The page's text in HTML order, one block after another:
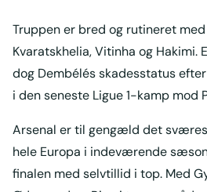
Truppen er bred og rutineret
Kvaratskhelia, Vitinha og Hakimi.
dog Dembélés skadesstatus
i den seneste Ligue 1-kamp mod
Arsenal er til gengæld det
hele Europa i indeværende
finalen med selvtillid i top. Med